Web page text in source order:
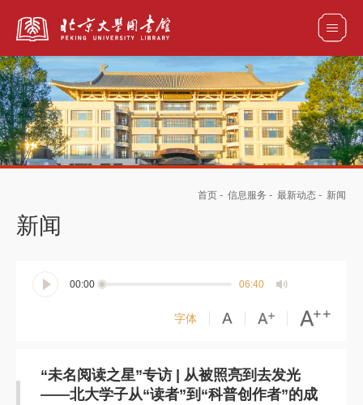
全部资源
首页 - 信息服务 - 最新动态 - 新闻
新闻
00:00 06:40
字体
“未名阅读之星”专访 | 从被照亮到去发光
——北大学子从“读者”到“科普创作者”的成